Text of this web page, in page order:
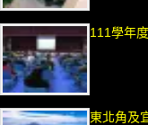
111學年
東北角及